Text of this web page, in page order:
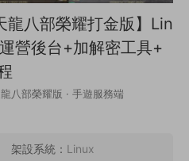
龍八部榮耀打金版】Lin
營後台+加解密工具+
八部榮耀版 · 手遊服務端
架設系統： Linux